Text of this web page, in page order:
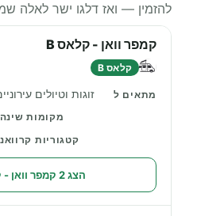
להזמין — ואז דלגו ישר לאלה
קמפר וואן - קלאס B
קלאס B
זוגות וטיולים
הצג 2 קמפר וואן - קלאס B